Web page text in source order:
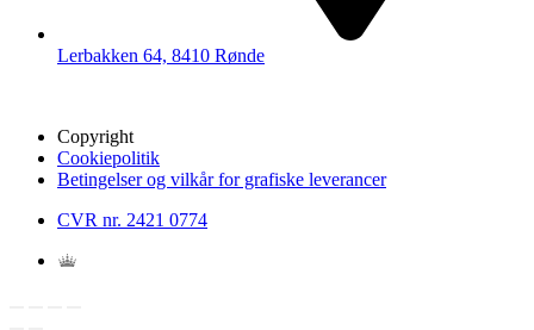
Lerbakken 64, 8410 Rønde
Copyright
Cookiepolitik
Betingelser og vilkår for grafiske leverancer
CVR nr. 2421 0774